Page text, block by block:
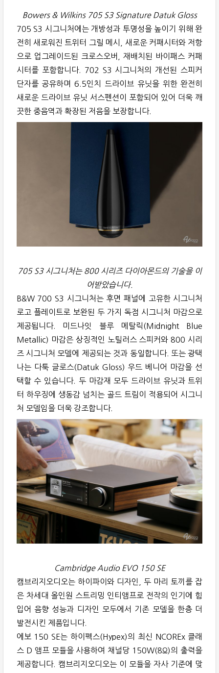
Bowers & Wilkins 705 S3 Signature Datuk Gloss
705 S3 시그니처에는 개방성과 투명성을 높이기 위해 완
전히 새로워진 트위터 그릴 메시, 새로운 커패시터와 저항
으로 업그레이드된 크로스오버, 재배치된 바이패스 커패
시터를 포함합니다. 702 S3 시그니처의 개선된 스피커
단자를 공유하며 6.5인치 드라이브 유닛을 위한 완전히
새로운 드라이브 유닛 서스펜션이 포함되어 있어 더욱 깨
끗한 중음역과 확장된 저음을 보장합니다.
705 S3 시그니처는 800 시리즈 다이아몬드의 기술을 이
어받았습니다.
B&W 700 S3 시그니처는 후면 패널에 고유한 시그니처
로고 플레이트로 보완된 두 가지 독점 시그니처 마감으로
제공됩니다. 미드나잇 블루 메탈릭(Midnight Blue
Metallic) 마감은 상징적인 노틸러스 스피커와 800 시리
즈 시그니처 모델에 제공되는 것과 동일합니다. 또는 광택
나는 다툭 글로스(Datuk Gloss) 우드 베니어 마감을 선
택할 수 있습니다. 두 마감재 모두 드라이브 유닛과 트위
터 하우징에 생동감 넘치는 골드 트림이 적용되어 시그니
처 모델임을 더욱 강조합니다.
Cambridge Audio EVO 150 SE
캠브리지오디오는 하이파이와 디자인, 두 마리 토끼를 잡
은 차세대 올인원 스트리밍 인티앰프로 전작의 인기에 힘
입어 음향 성능과 디자인 모두에서 기존 모델을 한층 더
발전시킨 제품입니다.
에보 150 SE는 하이펙스(Hypex)의 최신 NCOREx 클래
스 D 앰프 모듈을 사용하여 채널당 150W(8Ω)의 출력을
제공합니다. 캠브리지오디오는 이 모듈을 자사 기준에 맞